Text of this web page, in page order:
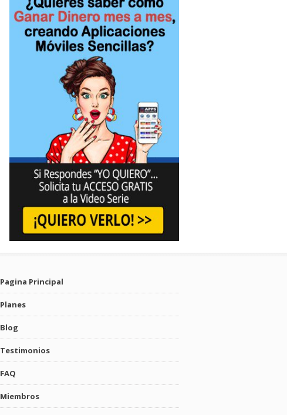
Pagina Principal
Planes
Blog
Testimonios
FAQ
Miembros